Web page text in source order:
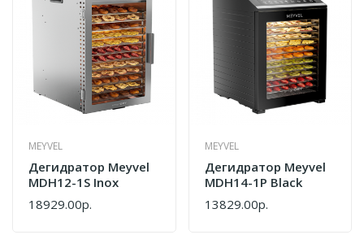
MEYVEL
Дегидратор Meyvel
MDH12-1S Inox
18929.00р.
MEYVEL
Дегидратор Meyvel
MDH14-1P Black
13829.00р.